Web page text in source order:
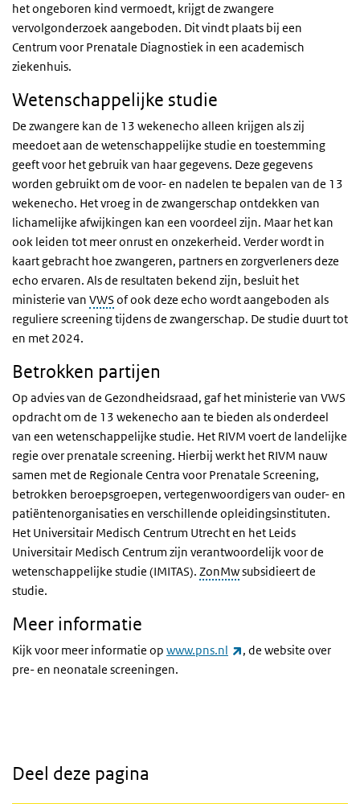
het ongeboren kind vermoedt, krijgt de zwangere
vervolgonderzoek aangeboden. Dit vindt plaats bij een
Centrum voor Prenatale Diagnostiek in een academisch
ziekenhuis.
Wetenschappelijke studie
De zwangere kan de 13 wekenecho alleen krijgen als zij
meedoet aan de wetenschappelijke studie en toestemming
geeft voor het gebruik van haar gegevens. Deze gegevens
worden gebruikt om de voor- en nadelen te bepalen van de 13
wekenecho. Het vroeg in de zwangerschap ontdekken van
lichamelijke afwijkingen kan een voordeel zijn. Maar het kan
ook leiden tot meer onrust en onzekerheid. Verder wordt in
kaart gebracht hoe zwangeren, partners en zorgverleners deze
echo ervaren. Als de resultaten bekend zijn, besluit het
ministerie van VWS of ook deze echo wordt aangeboden als
reguliere screening tijdens de zwangerschap. De studie duurt tot
en met 2024.
Betrokken partijen
Op advies van de Gezondheidsraad, gaf het ministerie van VWS
opdracht om de 13 wekenecho aan te bieden als onderdeel
van een wetenschappelijke studie. Het RIVM voert de landelijke
regie over prenatale screening. Hierbij werkt het RIVM nauw
samen met de Regionale Centra voor Prenatale Screening,
betrokken beroepsgroepen, vertegenwoordigers van ouder- en
patiëntenorganisaties en verschillende opleidingsinstituten.
Het Universitair Medisch Centrum Utrecht en het Leids
Universitair Medisch Centrum zijn verantwoordelijk voor de
wetenschappelijke studie (IMITAS). ZonMwsubsidieert de
studie.
Meer informatie
Kijk voor meer informatie op www.pns.nl (externe link)
, de website over
pre- en neonatale screeningen.
Deel deze pagina